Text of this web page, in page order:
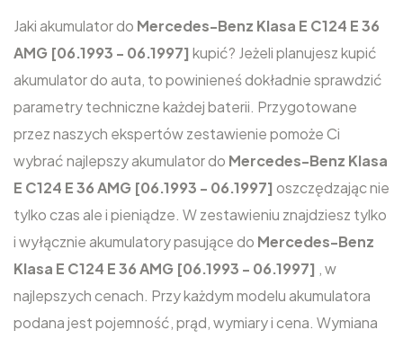
Jaki akumulator do Mercedes-Benz Klasa E C124 E 36
AMG [06.1993 - 06.1997] kupić? Jeżeli planujesz kupić
akumulator do auta, to powinieneś dokładnie sprawdzić
parametry techniczne każdej baterii. Przygotowane
przez naszych ekspertów zestawienie pomoże Ci
wybrać najlepszy akumulator do Mercedes-Benz Klasa
E C124 E 36 AMG [06.1993 - 06.1997] oszczędzając nie
tylko czas ale i pieniądze. W zestawieniu znajdziesz tylko
i wyłącznie akumulatory pasujące do Mercedes-Benz
Klasa E C124 E 36 AMG [06.1993 - 06.1997] , w
najlepszych cenach. Przy każdym modelu akumulatora
podana jest pojemność, prąd, wymiary i cena. Wymiana